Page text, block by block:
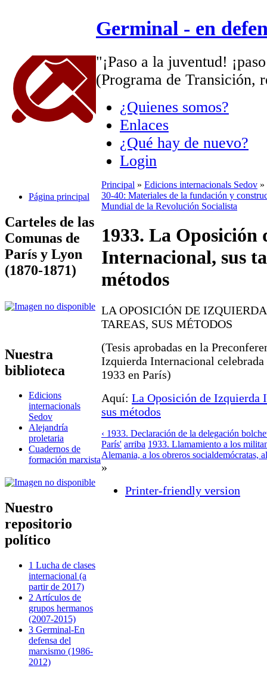
Germinal - en
"¡Paso a la juventud!
(Programa de Transición,
¿Quienes somos?
Enlaces
¿Qué hay de nuevo?
Login
Página principal
Carteles de las
Comunas de
París y Lyon
(1870-1871)
Nuestra
biblioteca
Edicions
internacionals
Sedov
Alejandría
proletaria
Cuadernos de
formación marxista
Nuestro
repositorio
político
1 Lucha de clases
internacional (a
partir de 2017)
2 Artículos de
grupos hermanos
(2007-2015)
3 Germinal-En
defensa del
marxismo (1986-
2012)
Principal » Edicions internacionals Sedov »
30-40: Materiales de la fundación y
Mundial de la Revolución Socialista
1933. La Oposición
Internacional, sus
métodos
LA OPOSICIÓN DE
TAREAS, SUS MÉTODOS
(Tesis aprobadas en la
Izquierda Internacional
1933 en París)
Aquí: La Oposición de Izquierda
sus métodos
‹ 1933. Declaración de la delegación
París' arriba 1933. Llamamiento a los
Alemania, a los obreros socialdemócratas,
»
Printer-friendly version